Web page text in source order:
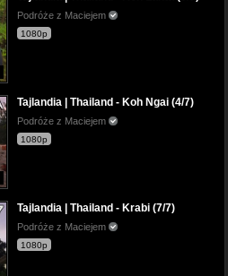
Podróże z Maciejem
1080p
Tajlandia | Thailand - Koh Ngai (4/7)
Podróże z Maciejem
1080p
Tajlandia | Thailand - Krabi (7/7)
Podróże z Maciejem
1080p